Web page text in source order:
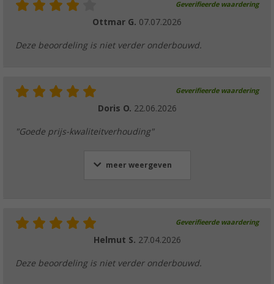
Geverifieerde waardering
Ottmar G. 07.07.2026
Deze beoordeling is niet verder onderbouwd.
Geverifieerde waardering
Doris O. 22.06.2026
"Goede prijs-kwaliteitverhouding"
meer weergeven
Geverifieerde waardering
Helmut S. 27.04.2026
Deze beoordeling is niet verder onderbouwd.